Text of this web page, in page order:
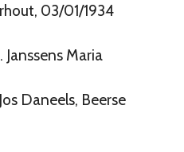
03/01/1934
Janssens Maria
Daneels, Beerse